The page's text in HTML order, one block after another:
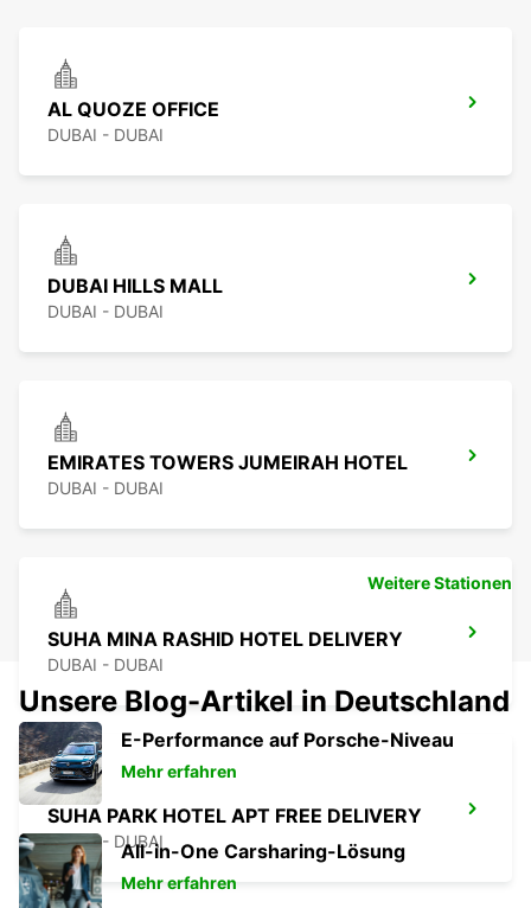
AL QUOZE OFFICE
DUBAI - DUBAI
DUBAI HILLS MALL
DUBAI - DUBAI
EMIRATES TOWERS JUMEIRAH HOTEL
DUBAI - DUBAI
SUHA MINA RASHID HOTEL DELIVERY
DUBAI - DUBAI
SUHA PARK HOTEL APT FREE DELIVERY
DUBAI - DUBAI
Weitere Stationen
Unsere Blog-Artikel in Deutschland
E-Performance auf Porsche-Niveau
Mehr erfahren
All-in-One Carsharing-Lösung
Mehr erfahren